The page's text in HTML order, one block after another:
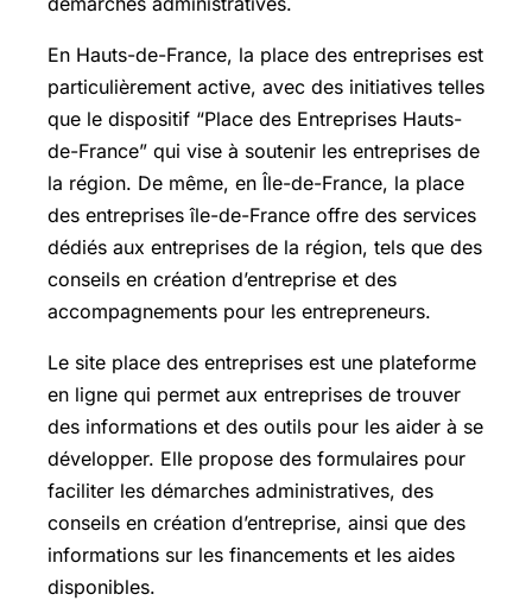
En Hauts-de-France, la place des entreprises est
particulièrement active, avec des initiatives telles
que le dispositif “Place des Entreprises Hauts-
de-France” qui vise à soutenir les entreprises de
la région. De même, en Île-de-France, la place
des entreprises île-de-France offre des services
dédiés aux entreprises de la région, tels que des
conseils en création d’entreprise et des
accompagnements pour les entrepreneurs.
Le site place des entreprises est une plateforme
en ligne qui permet aux entreprises de trouver
des informations et des outils pour les aider à se
développer. Elle propose des formulaires pour
faciliter les démarches administratives, des
conseils en création d’entreprise, ainsi que des
informations sur les financements et les aides
disponibles.